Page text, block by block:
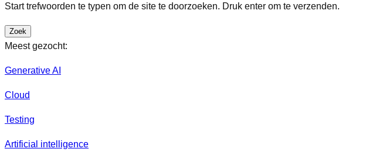
Start trefwoorden te typen om de site te doorzoeken. Druk enter om te verzenden.
Zoek
Meest gezocht:
Generative AI
Cloud
Testing
Artificial intelligence